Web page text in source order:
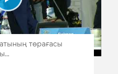
төрағасы